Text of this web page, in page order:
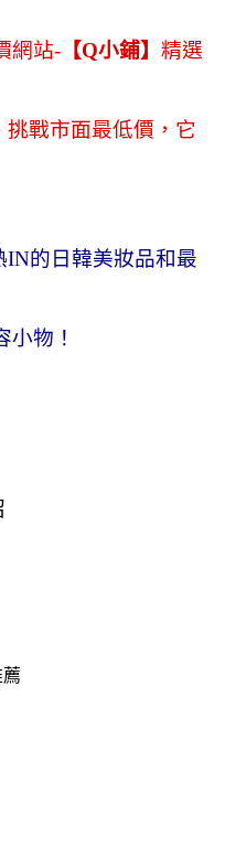
網站- 【Q小鋪】 精選
挑戰市面最低價，它
IN的日韓美妝品和最
小物！